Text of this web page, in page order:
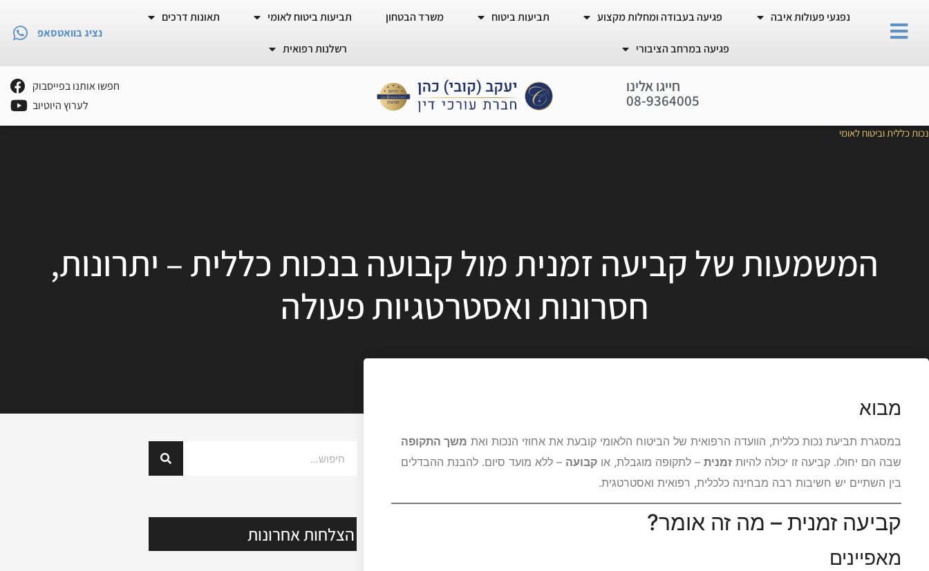
נפגעי פעולות איבה פגיעה בעבודה ומחלות מקצוע תביעות ביטוח משרד הבטחון תביעות ביטוח לאומי תאונות דרכים
פגיעה במרחב הציבורי רשלנות רפואית
נציג בוואטסאפ
חייגו אלינו
08-9364005
חפשו אותנו בפייסבוק
לערוץ היוטיוב
נכות כללית וביטוח לאומי
המשמעות של קביעה זמנית מול קבועה בנכות כללית – יתרונות,
חסרונות ואסטרטגיות פעולה
מבוא
במסגרת תביעת נכות כללית, הוועדה הרפואית של הביטוח הלאומי קובעת את אחוזי הנכות ואת משך התקופה
שבה הם יחולו. קביעה זו יכולה להיות זמנית – לתקופה מוגבלת, או קבועה – ללא מועד סיום. להבנת ההבדלים
בין השתיים יש חשיבות רבה מבחינה כלכלית, רפואית ואסטרטגית.
קביעה זמנית – מה זה אומר?
מאפיינים
הצלחות אחרונות